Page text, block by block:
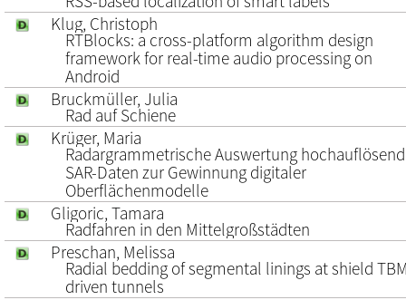
Klug, Christoph
RTBlocks: a cross-platform algorithm design
framework for real-time audio processing on
Android
Bruckmüller, Julia
Rad auf Schiene
Krüger, Maria
Radargrammetrische Auswertung
SAR-Daten zur Gewinnung digitaler
Oberflächenmodelle
Gligoric, Tamara
Radfahren in den Mittelgroßstädten
Preschan, Melissa
Radial bedding of segmental linings at shield
driven tunnels